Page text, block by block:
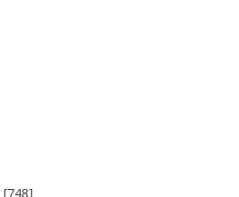
[748]